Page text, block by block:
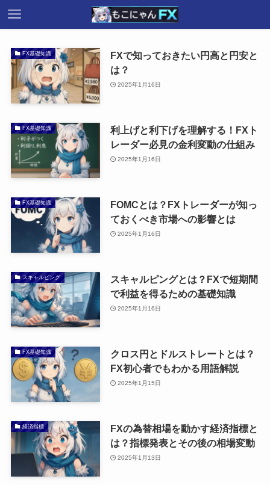
FX基礎知識
FXで知っておきたい円高と円安と
は？
2025年1月16日
FX基礎知識
利上げと利下げを理解する！FXト
レーダー必見の金利変動の仕組み
2025年1月16日
FX基礎知識
FOMCとは？FXトレーダーが知っ
ておくべき市場への影響とは
2025年1月16日
スキャルピング
スキャルピングとは？FXで短期間
で利益を得るための基礎知識
2025年1月16日
FX基礎知識
クロス円とドルストレートとは？
FX初心者でもわかる用語解説
2025年1月15日
経済指標
FXの為替相場を動かす経済指標と
は？指標発表とその後の相場変動
2025年1月13日